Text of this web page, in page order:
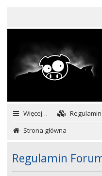
Więcej… Regulamin
Strona główna
Regulamin